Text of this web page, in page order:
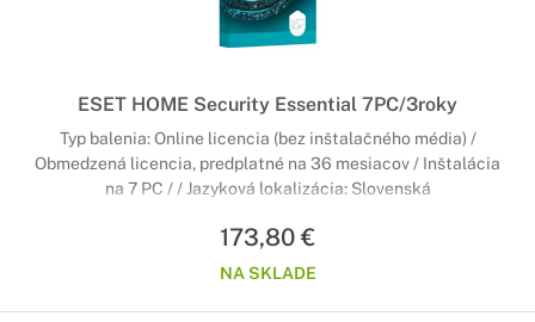
ESET HOME Security Essential 7PC/3roky
Typ balenia: Online licencia (bez inštalačného média) /
Obmedzená licencia, predplatné na 36 mesiacov / Inštalácia
na 7 PC / / Jazyková lokalizácia: Slovenská
173,80 €
NA SKLADE